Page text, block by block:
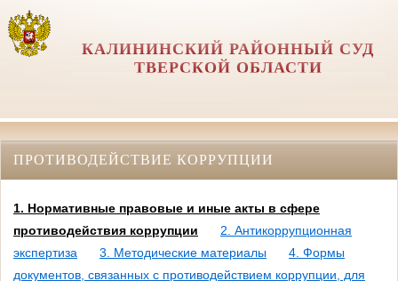
КАЛИНИНСКИЙ РАЙОННЫЙ СУД
ТВЕРСКОЙ ОБЛАСТИ
ПРОТИВОДЕЙСТВИЕ КОРРУПЦИИ
1. Нормативные правовые и иные акты в сфере
противодействия коррупции
2. Антикоррупционная
экспертиза
3. Методические материалы
4. Формы
документов, связанных с противодействием коррупции, для